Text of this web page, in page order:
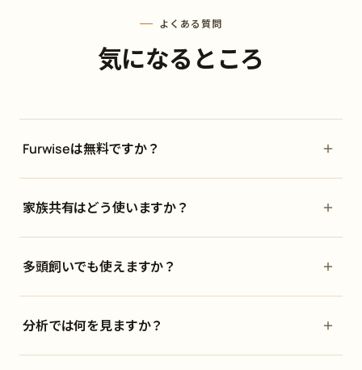
よくある質問
気になるところ
Furwiseは無料ですか？
家族共有はどう使いますか？
多頭飼いでも使えますか？
分析では何を見ますか？